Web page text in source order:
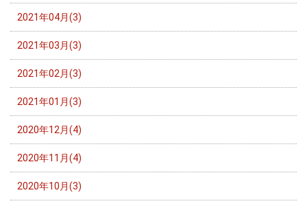
2021年04月(3)
2021年03月(3)
2021年02月(3)
2021年01月(3)
2020年12月(4)
2020年11月(4)
2020年10月(3)